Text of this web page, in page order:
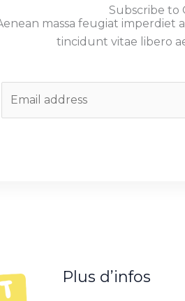
Subscribe to
massa feugiat imperdiet
tincidunt vitae libero
Plus d’infos